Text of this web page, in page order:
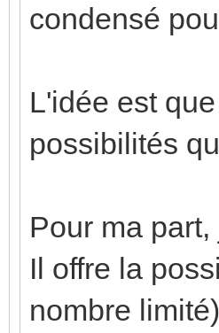
condensé
L'idée est
possibilités
Pour ma
Il offre la
nombre